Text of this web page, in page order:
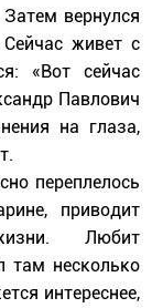
вернулся
живет с
«Вот сейчас
Павлович
на глаза,
переплелось
приводит
Любит
там несколько
интереснее,